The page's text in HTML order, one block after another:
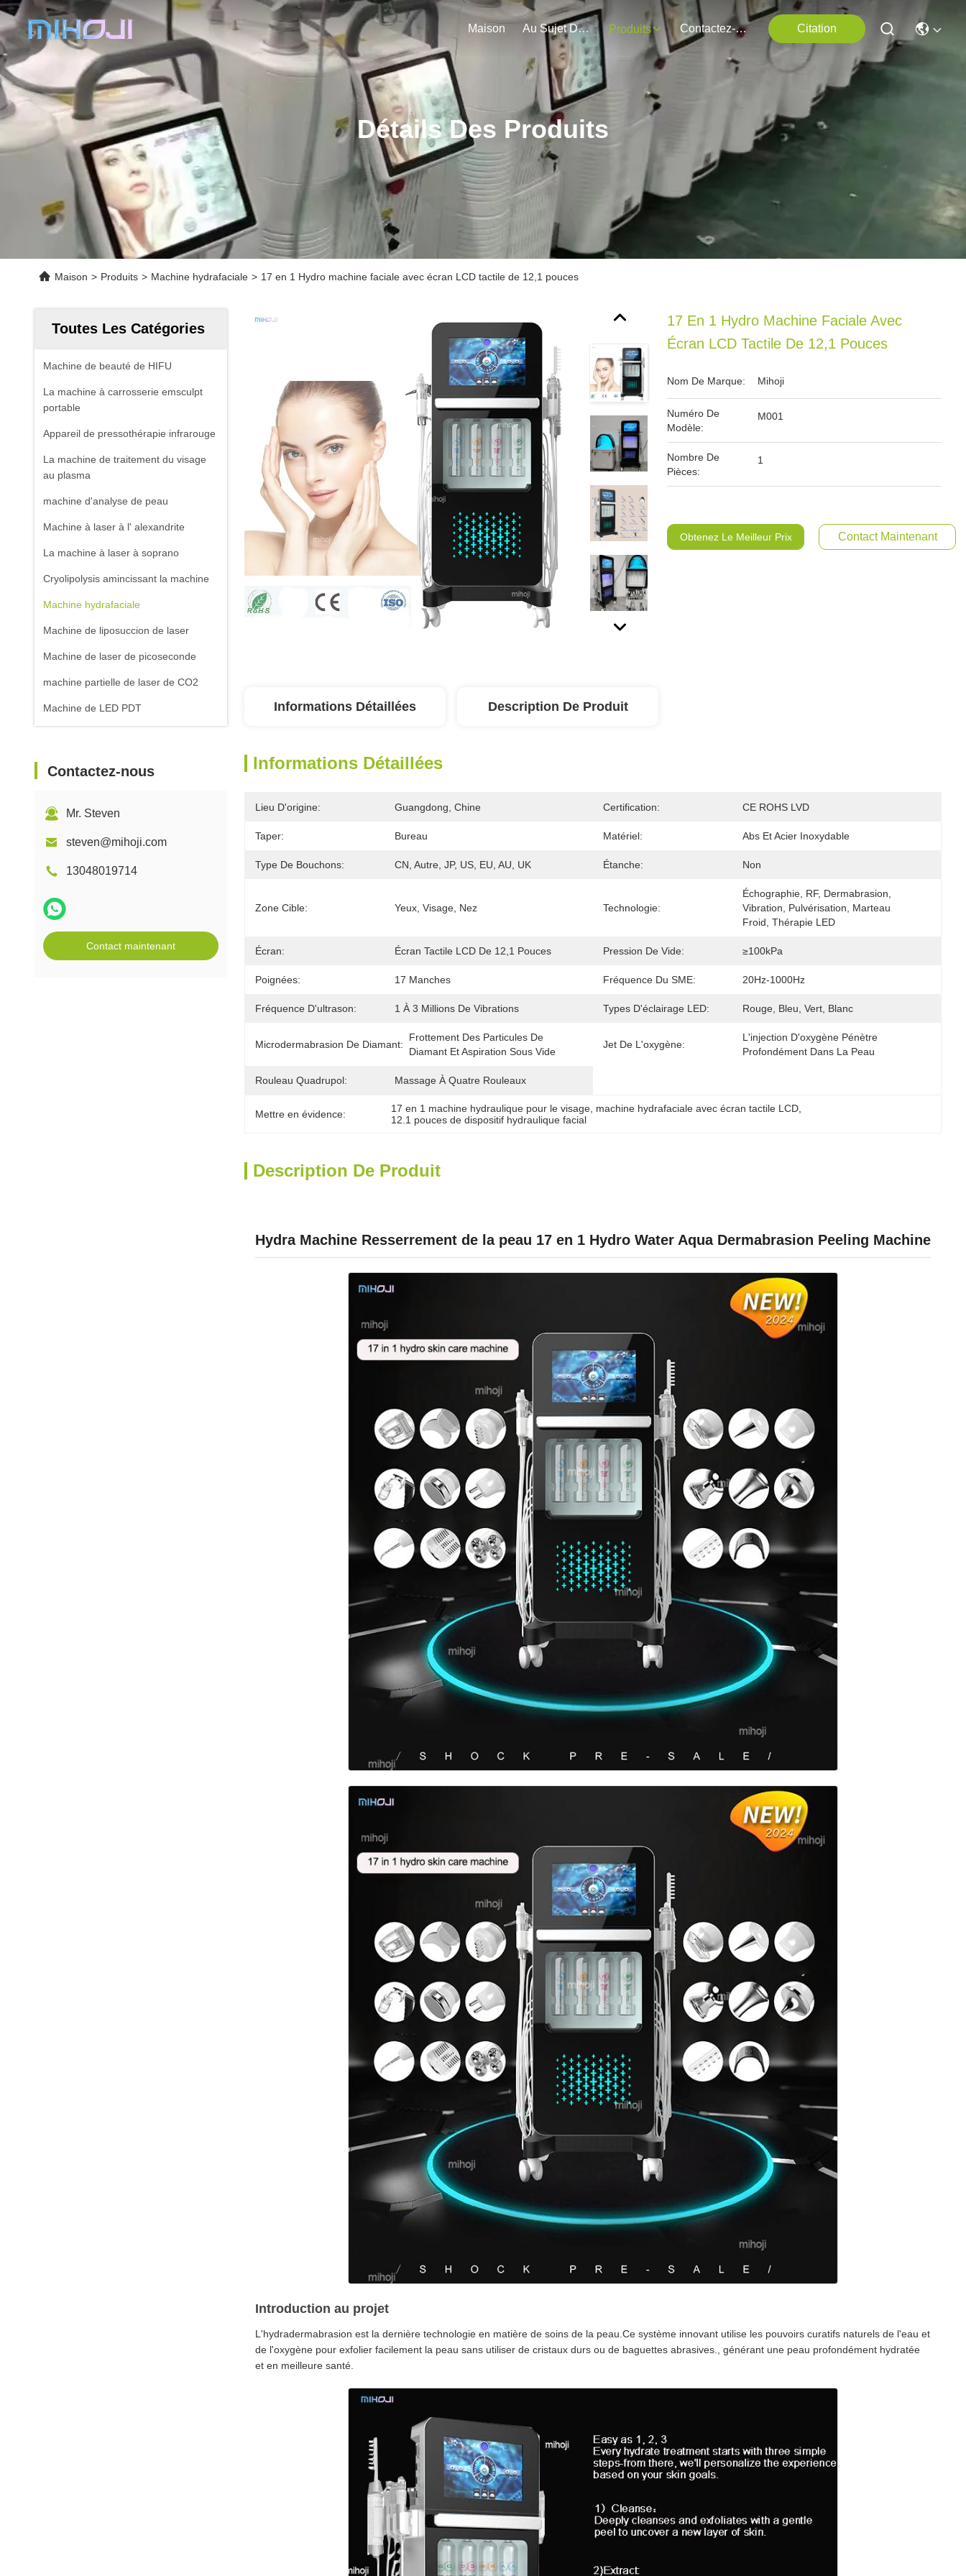
Maison Au Sujet De Nous Produits Contactez-Nous Citation
Détails Des Produits
Maison > Produits > Machine hydrafaciale > 17 en 1 Hydro machine faciale avec écran LCD tactile de 12,1 pouces
Toutes Les Catégories
Machine de beauté de HIFU
La machine à carrosserie emsculpt
portable
Appareil de pressothérapie infrarouge
La machine de traitement du visage
au plasma
machine d'analyse de peau
Machine à laser à l' alexandrite
La machine à laser à soprano
Cryolipolysis amincissant la machine
Machine hydrafaciale
Machine de liposuccion de laser
Machine de laser de picoseconde
machine partielle de laser de CO2
Machine de LED PDT
Contactez-nous
Mr. Steven
steven@mihoji.com
13048019714
Contact maintenant
17 En 1 Hydro Machine Faciale Avec
Écran LCD Tactile De 12,1 Pouces
Nom De Marque: Mihoji
Numéro De
Modèle:
M001
Nombre De
Pièces:
1
Obtenez Le Meilleur Prix Contact Maintenant
Informations Détaillées Description De Produit
Informations Détaillées
Lieu D'origine: Guangdong, Chine Certification: CE ROHS LVD
Taper: Bureau Matériel: Abs Et Acier Inoxydable
Type De Bouchons: CN, Autre, JP, US, EU, AU, UK Étanche: Non
Zone Cible: Yeux, Visage, Nez Technologie:
Échographie, RF, Dermabrasion,
Vibration, Pulvérisation, Marteau
Froid, Thérapie LED
Écran: Écran Tactile LCD De 12,1 Pouces Pression De Vide: ≥100kPa
Poignées: 17 Manches Fréquence Du SME: 20Hz-1000Hz
Fréquence D'ultrason: 1 À 3 Millions De Vibrations Types D'éclairage LED: Rouge, Bleu, Vert, Blanc
Microdermabrasion De Diamant:
Frottement Des Particules De
Diamant Et Aspiration Sous Vide
Jet De L'oxygène:
L'injection D'oxygène Pénètre
Profondément Dans La Peau
Rouleau Quadrupol: Massage À Quatre Rouleaux
Mettre en évidence: 17 en 1 machine hydraulique pour le visage, machine hydrafaciale avec écran tactile LCD,
12.1 pouces de dispositif hydraulique facial
Description De Produit
Hydra Machine Resserrement de la peau 17 en 1 Hydro Water Aqua Dermabrasion Peeling Machine
Introduction au projet
L'hydradermabrasion est la dernière technologie en matière de soins de la peau.Ce système innovant utilise les pouvoirs curatifs naturels de l'eau et
de l'oxygène pour exfolier facilement la peau sans utiliser de cristaux durs ou de baguettes abrasives., générant une peau profondément hydratée
et en meilleure santé.